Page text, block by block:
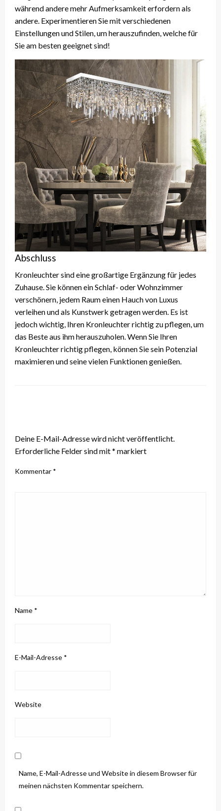
während andere mehr Aufmerksamkeit erfordern als
andere. Experimentieren Sie mit verschiedenen
Einstellungen und Stilen, um herauszufinden, welche für
Sie am besten geeignet sind!
Abschluss
Kronleuchter sind eine großartige Ergänzung für jedes
Zuhause. Sie können ein Schlaf- oder Wohnzimmer
verschönern, jedem Raum einen Hauch von Luxus
verleihen und als Kunstwerk getragen werden. Es ist
jedoch wichtig, Ihren Kronleuchter richtig zu pflegen, um
das Beste aus ihm herauszuholen. Wenn Sie Ihren
Kronleuchter richtig pflegen, können Sie sein Potenzial
maximieren und seine vielen Funktionen genießen.
Deine E-Mail-Adresse wird nicht veröffentlicht.
Erforderliche Felder sind mit* markiert
Kommentar *
Name *
E-Mail-Adresse *
Website
Name, E-Mail-Adresse und Website in diesem Browser für
meinen nächsten Kommentar speichern.